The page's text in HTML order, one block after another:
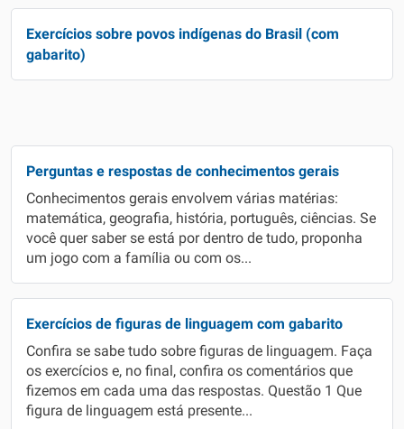
Exercícios sobre povos indígenas do Brasil (com
gabarito)
Perguntas e respostas de conhecimentos gerais
Conhecimentos gerais envolvem várias matérias:
matemática, geografia, história, português, ciências. Se
você quer saber se está por dentro de tudo, proponha
um jogo com a família ou com os...
Exercícios de figuras de linguagem com gabarito
Confira se sabe tudo sobre figuras de linguagem. Faça
os exercícios e, no final, confira os comentários que
fizemos em cada uma das respostas. Questão 1 Que
figura de linguagem está presente...